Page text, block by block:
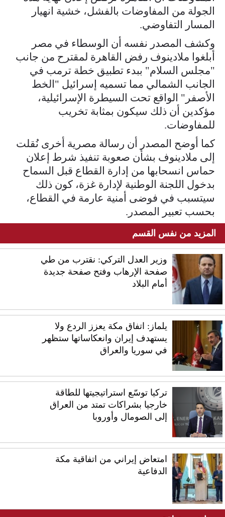
الجولة من المفاوضات بالفشل، خشية انهيار
المسار التفاوضي.
وكشف المصدر نفسه أن الوسطاء في مصر
أبلغوا ملادينوف رفض القاهرة لمقترح من جانب
"مجلس السلام" ببدء تطبيق خطة ترمب في
الجانب الشمالي مما تسميه إسرائيل "الخط
الأصفر" الواقع تحت السيطرة الإسرائيلية،
مؤكدين أن ذلك سيكون بمثابة تخريب
للمفاوضات.
كما أوضح المصدر أن رسالة مصرية أخرى نُقلت
إلى ملادينوف بشأن صعوبة تنفيذ شرط إعلان
حماس انسحابها من إدارة القطاع قبل السماح
بدخول اللجنة الوطنية لإدارة غزة، كون ذلك
سيتسبب في فوضى أمنية عارمة في القطاع،
بحسب تعبير المصدر.
المزيد من نفس القسم
وزير العدل التركي: نقترب من طي
صفحة الإرهاب وفتح صفحة جديدة
أمام البلاد
يلماز: اتفاق مكة يعزز الردع ولا
يستهدف إيران وانعكاساتها ستظهر
في سوريا والعراق
تركيا توسّع استراتيجيتها للطاقة
خارجيا بشراكات تمتد من العراق
إلى الصومال وأوروبا
امتعاض إيراني من اتفاقية مكة
الدفاعية